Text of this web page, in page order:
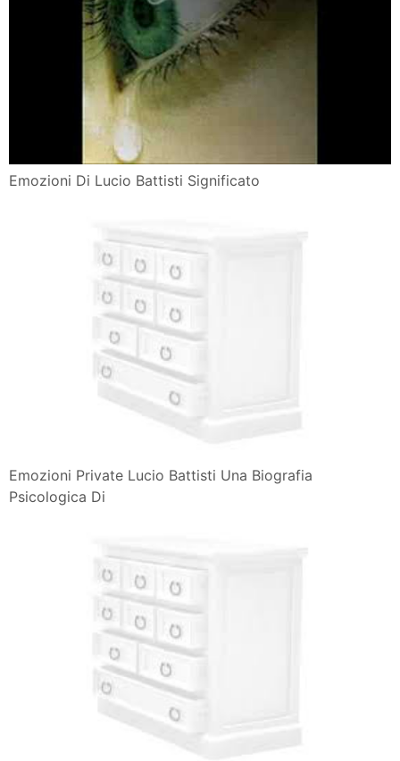
Emozioni Di Lucio Battisti Significato
Emozioni Private Lucio Battisti Una Biografia
Psicologica Di